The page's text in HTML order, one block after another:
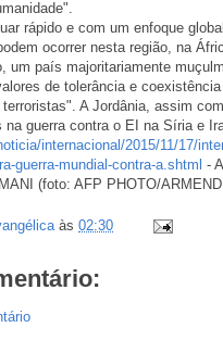
rápido e com um enfoque
ocorrer nesta região, na
um país majoritariamente
de tolerância e
A Jordânia, assim
guerra contra o EI na Síria e
internacional/2015/11/17/
guerra-mundial-contra-a.shtml -
(foto: AFP PHOTO/
às 02:30